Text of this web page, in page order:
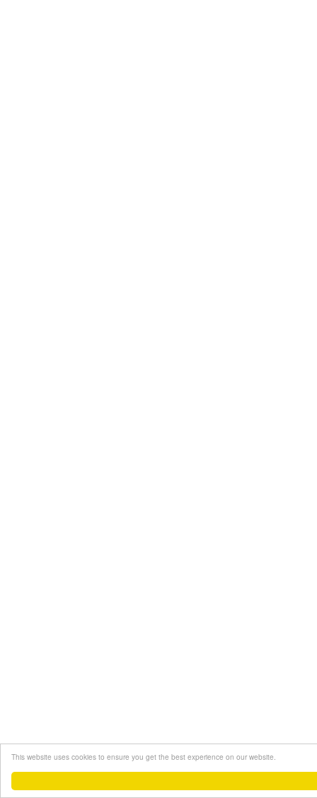
This website uses cookies to ensure you get the best experience on our website.